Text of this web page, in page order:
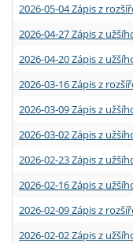
2026-05-04 Zápis z
2026-04-27 Zápis z
2026-04-20 Zápis z
2026-03-16 Zápis z
2026-03-09 Zápis z
2026-03-02 Zápis z
2026-02-23 Zápis z
2026-02-16 Zápis z
2026-02-09 Zápis z
2026-02-02 Zápis z